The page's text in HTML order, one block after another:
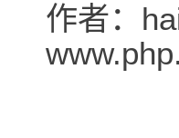
作者：